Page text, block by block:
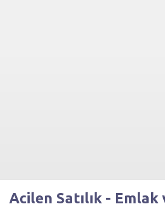
Acilen Satılık - Emlak